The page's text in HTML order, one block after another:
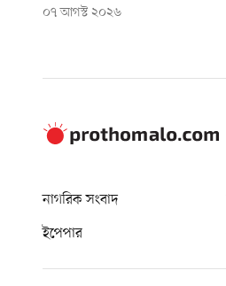
০৭ আগস্ট ২০২৬
নাগরিক সংবাদ
ইপেপার